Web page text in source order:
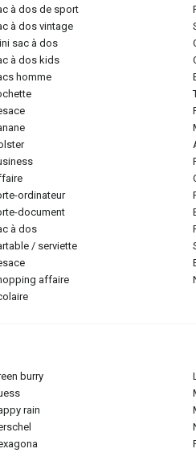
à dos de sport
à dos vintage
mini sac à dos
à dos kids
homme
ordinateur
document
à dos
/ serviette
affaire
burry
rain